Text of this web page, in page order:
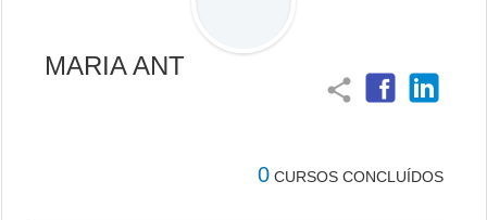
MARIA ANT
share
0 CURSOS CONCLUÍDOS